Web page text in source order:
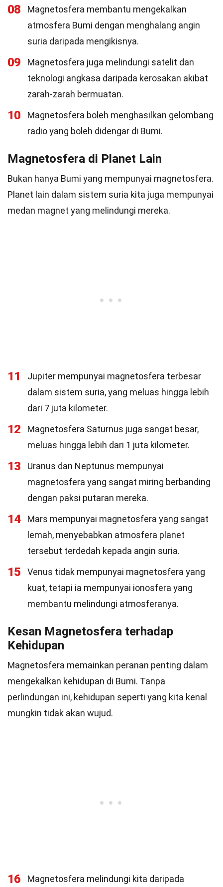
08
Magnetosfera membantu mengekalkan
atmosfera Bumi dengan menghalang angin
suria daripada mengikisnya.
09
Magnetosfera juga melindungi satelit dan
teknologi angkasa daripada kerosakan akibat
zarah-zarah bermuatan.
10
Magnetosfera boleh menghasilkan gelombang
radio yang boleh didengar di Bumi.
Magnetosfera di Planet Lain
Bukan hanya Bumi yang mempunyai magnetosfera.
Planet lain dalam sistem suria kita juga mempunyai
medan magnet yang melindungi mereka.
11
Jupiter mempunyai magnetosfera terbesar
dalam sistem suria, yang meluas hingga lebih
dari 7 juta kilometer.
12
Magnetosfera Saturnus juga sangat besar,
meluas hingga lebih dari 1 juta kilometer.
13
Uranus dan Neptunus mempunyai
magnetosfera yang sangat miring berbanding
dengan paksi putaran mereka.
14
Mars mempunyai magnetosfera yang sangat
lemah, menyebabkan atmosfera planet
tersebut terdedah kepada angin suria.
15
Venus tidak mempunyai magnetosfera yang
kuat, tetapi ia mempunyai ionosfera yang
membantu melindungi atmosferanya.
Kesan Magnetosfera terhadap
Kehidupan
Magnetosfera memainkan peranan penting dalam
mengekalkan kehidupan di Bumi. Tanpa
perlindungan ini, kehidupan seperti yang kita kenal
mungkin tidak akan wujud.
16
Magnetosfera melindungi kita daripada